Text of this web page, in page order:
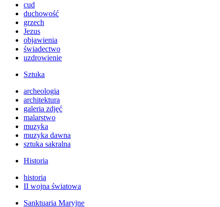
cud
duchowość
grzech
Jezus
objawienia
świadectwo
uzdrowienie
Sztuka
archeologia
architektura
galeria zdjęć
malarstwo
muzyka
muzyka dawna
sztuka sakralna
Historia
historia
II wojna światowa
Sanktuaria Maryjne